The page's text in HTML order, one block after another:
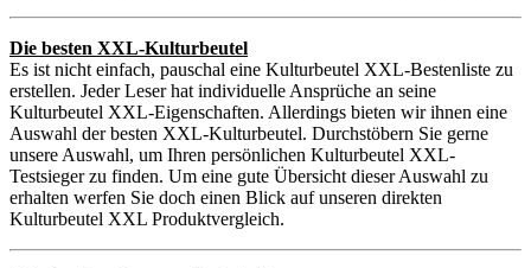
Die besten XXL-Kulturbeutel
Es ist nicht einfach, pauschal eine Kulturbeutel XXL-Bestenliste zu
erstellen. Jeder Leser hat individuelle Ansprüche an seine
Kulturbeutel XXL-Eigenschaften. Allerdings bieten wir ihnen eine
Auswahl der besten XXL-Kulturbeutel. Durchstöbern Sie gerne
unsere Auswahl, um Ihren persönlichen Kulturbeutel XXL-
Testsieger zu finden. Um eine gute Übersicht dieser Auswahl zu
erhalten werfen Sie doch einen Blick auf unseren direkten
Kulturbeutel XXL Produktvergleich.